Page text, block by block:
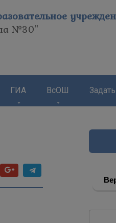
№30"
ГИА ВсОШ